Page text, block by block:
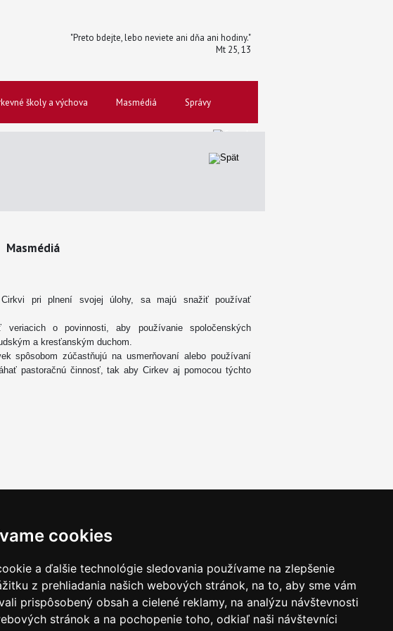
cookies
a ďalšie technológie sledovania používame na zlepšenie
z prehliadania našich webových stránok, na to, aby sme vám
prispôsobený obsah a cielené reklamy, na analýzu návštevnosti
stránok a na pochopenie toho, odkiaľ naši návštevníci
"Preto bdejte, lebo neviete ani dňa ani hodiny."
Mt 25, 13
školy a výchova Masmédiá Správy
Masmédiá
pri plnení svojej úlohy, sa majú snažiť používať
o povinnosti, aby používanie spoločenských
a kresťanským duchom.
spôsobom zúčastňujú na usmerňovaní alebo používaní
pastoračnú činnosť, tak aby Cirkev aj pomocou týchto